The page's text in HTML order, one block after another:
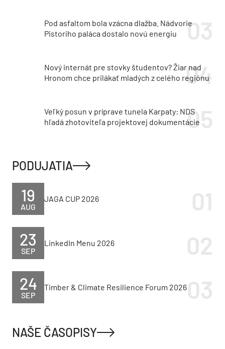
Pod asfaltom bola vzácna dlažba. Nádvorie
Pistoriho paláca dostalo novú energiu
Nový internát pre stovky študentov? Žiar nad
Hronom chce prilákať mladých z celého regiónu
Veľký posun v príprave tunela Karpaty: NDS
hľadá zhotoviteľa projektovej dokumentácie
PODUJATIA
AUG
19 JAGA CUP 2026
SEP
23 LinkedIn Menu 2026
SEP
24 Timber & Climate Resilience Forum 2026
NAŠE ČASOPISY